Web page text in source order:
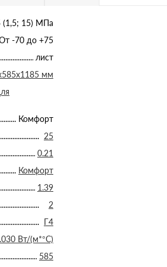
(1,5; 15) МПа
-70 до +75
лист
мм
Комфорт
25
0.21
Комфорт
1.39
2
Г4
Вт/(м*°C)
585